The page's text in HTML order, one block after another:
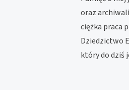
oraz
ciężka praca
Dziedzictwo
który do dziś